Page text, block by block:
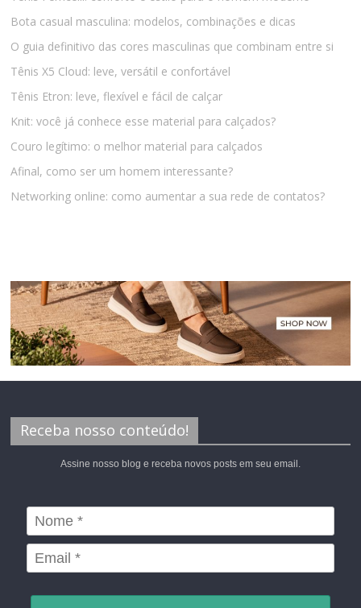
Bota casual masculina: modelos, combinações e dicas
O guia definitivo das cores masculinas que combinam entre si
Tênis X5 Cloud: leve, versátil e confortável
Tênis Etron: leve, flexível e fácil de calçar
Knit: você já conhece esse material para calçados?
Couro legítimo: o melhor material para calçados
Afinal, como ser um homem interessante?
Networking online: como aumentar a sua rede de contatos?
Receba nosso conteúdo!
Assine nosso blog e receba novos posts em seu email.